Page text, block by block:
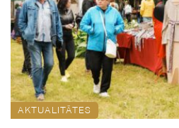
AKTUALITĀTES